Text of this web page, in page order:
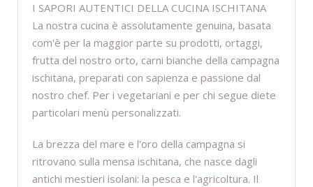
I SAPORI AUTENTICI DELLA CUCINA ISCHITANA
La nostra cucina è assolutamente genuina, basata
com'è per la maggior parte su prodotti, ortaggi,
frutta del nostro orto, carni bianche della campagna
ischitana, preparati con sapienza e passione dal
nostro chef. Per i vegetariani e per chi segue diete
particolari menù personalizzati.
La brezza del mare e l'oro della campagna si
ritrovano sulla mensa ischitana, che nasce dagli
antichi mestieri isolani: la pesca e l'agricoltura. Il